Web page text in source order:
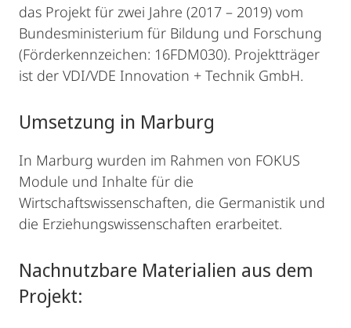
das Projekt für zwei Jahre (2017 – 2019) vom
Bundesministerium für Bildung und Forschung
(Förderkennzeichen: 16FDM030). Projektträger
ist der VDI/VDE Innovation + Technik GmbH.
Umsetzung in Marburg
In Marburg wurden im Rahmen von FOKUS
Module und Inhalte für die
Wirtschaftswissenschaften, die Germanistik und
die Erziehungswissenschaften erarbeitet.
Nachnutzbare Materialien aus dem
Projekt: